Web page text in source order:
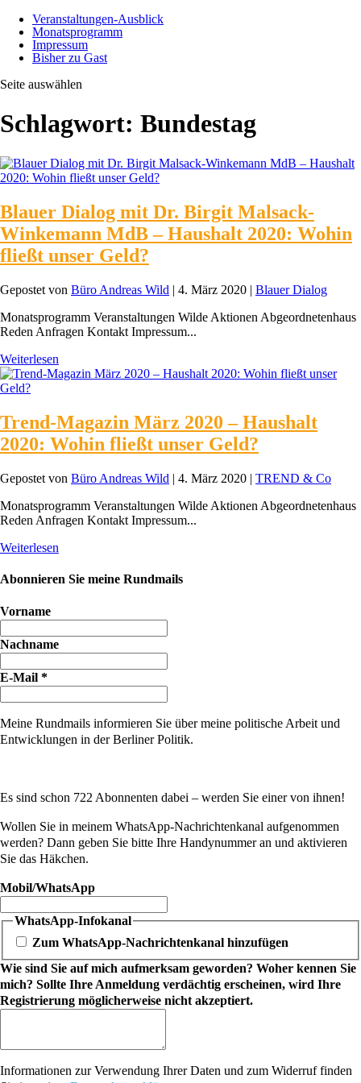
Veranstaltungen-Ausblick
Monatsprogramm
Impressum
Bisher zu Gast
Seite auswählen
Schlagwort: Bundestag
Blauer Dialog mit Dr. Birgit Malsack-
Winkemann MdB – Haushalt 2020: Wohin
fließt unser Geld?
Gepostet von Büro Andreas Wild | 4. März 2020 | Blauer Dialog
Monatsprogramm Veranstaltungen Wilde Aktionen Abgeordnetenhaus
Reden Anfragen Kontakt Impressum...
Weiterlesen
Trend-Magazin März 2020 – Haushalt
2020: Wohin fließt unser Geld?
Gepostet von Büro Andreas Wild | 4. März 2020 | TREND & Co
Monatsprogramm Veranstaltungen Wilde Aktionen Abgeordnetenhaus
Reden Anfragen Kontakt Impressum...
Weiterlesen
Abonnieren Sie meine Rundmails
Vorname
Nachname
E-Mail *
Meine Rundmails informieren Sie über meine politische Arbeit und
Entwicklungen in der Berliner Politik.
Es sind schon 722 Abonnenten dabei – werden Sie einer von ihnen!
Wollen Sie in meinem WhatsApp-Nachrichtenkanal aufgenommen
werden? Dann geben Sie bitte Ihre Handynummer an und aktivieren
Sie das Häkchen.
Mobil/WhatsApp
WhatsApp-Infokanal
Zum WhatsApp-Nachrichtenkanal hinzufügen
Wie sind Sie auf mich aufmerksam geworden? Woher kennen Sie
mich? Sollte Ihre Anmeldung verdächtig erscheinen, wird Ihre
Registrierung möglicherweise nicht akzeptiert.
Informationen zur Verwendung Ihrer Daten und zum Widerruf finden